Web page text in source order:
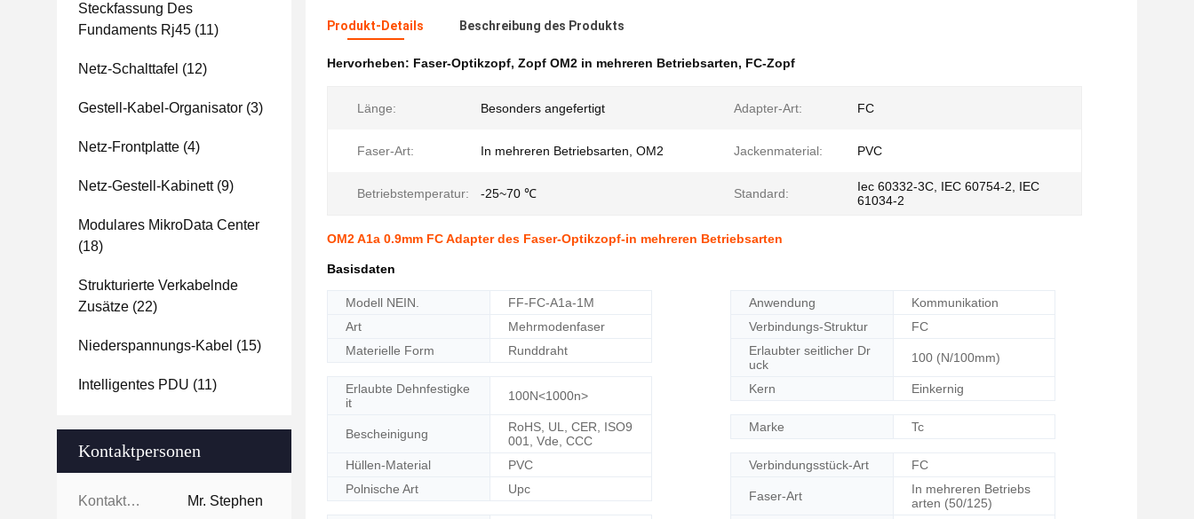
Steckfassung Des
Fundaments Rj45 (11)
Netz-Schalttafel (12)
Gestell-Kabel-Organisator (3)
Netz-Frontplatte (4)
Netz-Gestell-Kabinett(9)
Modulares MikroData Center
(18)
Strukturierte Verkabelnde
Zusätze (22)
Niederspannungs-Kabel (15)
Intelligentes PDU (11)
Kontaktpersonen
Kontaktpersonen: Mr. Stephen
Produkt-Details Beschreibung des Produkts
Hervorheben: Faser-Optikzopf, Zopf OM2 in mehreren Betriebsarten, FC-Zopf
Länge: Besonders angefertigt Adapter-Art: FC
Faser-Art: In mehreren Betriebsarten, OM2 Jackenmaterial: PVC
Betriebstemperatur: -25~70 ℃ Standard:
Iec 60332-3C, IEC 60754-2, IEC
61034-2
OM2 A1a 0.9mm FC Adapter des Faser-Optikzopf-in mehreren Betriebsarten
Basisdaten
Modell NEIN. FF-FC-A1a-1M Anwendung
Kommunikation
Art
Mehrmodenfaser Verbindungs-Struktur
FC
Materielle Form
Runddraht
Erlaubter seitlicher Dr
uck
100 (N/100mm)
Erlaubte Dehnfestigke
it
100N<1000n> Kern Einkernig
Bescheinigung
RoHS, UL, CER, ISO9
001, Vde, CCC
Marke Tc
Hüllen-Material PVC Verbindungsstück-Art
FC
Polnische Art
Upc Faser-Art
In mehreren Betriebs
arten (50/125)